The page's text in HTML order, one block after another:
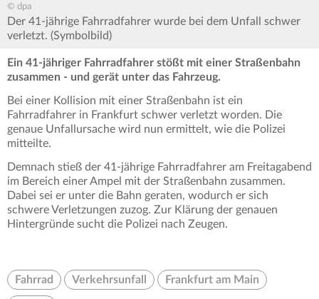
© dpa
Der 41-jährige Fahrradfahrer wurde bei dem Unfall schwer
verletzt. (Symbolbild)
Ein 41-jähriger Fahrradfahrer stößt mit einer Straßenbahn
zusammen - und gerät unter das Fahrzeug.
Bei einer Kollision mit einer Straßenbahn ist ein
Fahrradfahrer in Frankfurt schwer verletzt worden. Die
genaue Unfallursache wird nun ermittelt, wie die Polizei
mitteilte.
Demnach stieß der 41-jährige Fahrradfahrer am Freitagabend
im Bereich einer Ampel mit der Straßenbahn zusammen.
Dabei sei er unter die Bahn geraten, wodurch er sich
schwere Verletzungen zuzog. Zur Klärung der genauen
Hintergründe sucht die Polizei nach Zeugen.
Fahrrad Verkehrsunfall Frankfurt am Main